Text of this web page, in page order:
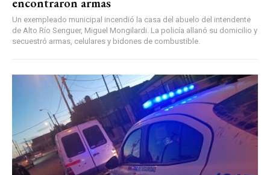
Un exempleado municipal incendió la casa del abuelo del intendente
de Alto Río Senguer, Miguel Mongilardi. La policía allanó su domicilio y
secuestró armas, celulares y bidones de combustible.